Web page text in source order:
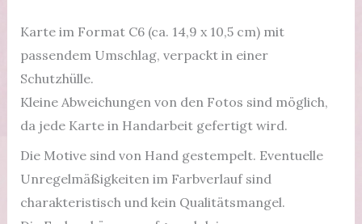
Karte im Format C6 (ca. 14,9 x 10,5 cm) mit
passendem Umschlag, verpackt in einer
Schutzhülle.
Kleine Abweichungen von den Fotos sind möglich,
da jede Karte in Handarbeit gefertigt wird.
Die Motive sind von Hand gestempelt. Eventuelle
Unregelmäßigkeiten im Farbverlauf sind
charakteristisch und kein Qualitätsmangel.